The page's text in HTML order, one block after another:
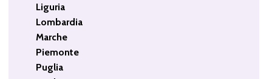
Liguria
Lombardia
Marche
Piemonte
Puglia